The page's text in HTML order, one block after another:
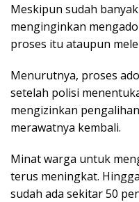
Meskipun sudah
menginginkan
proses itu ataupun
Menurutnya, proses
setelah polisi
mengizinkan
merawatnya kembali.
Minat warga untuk
terus meningkat.
sudah ada sekitar 50